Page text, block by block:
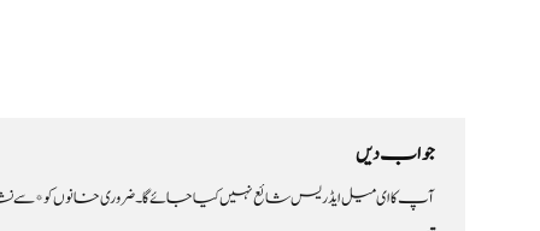
جواب دیں
آپ کا ای میل ایڈریس شائع نہیں کیا جائے گا۔ضروری خانوں کو*سے